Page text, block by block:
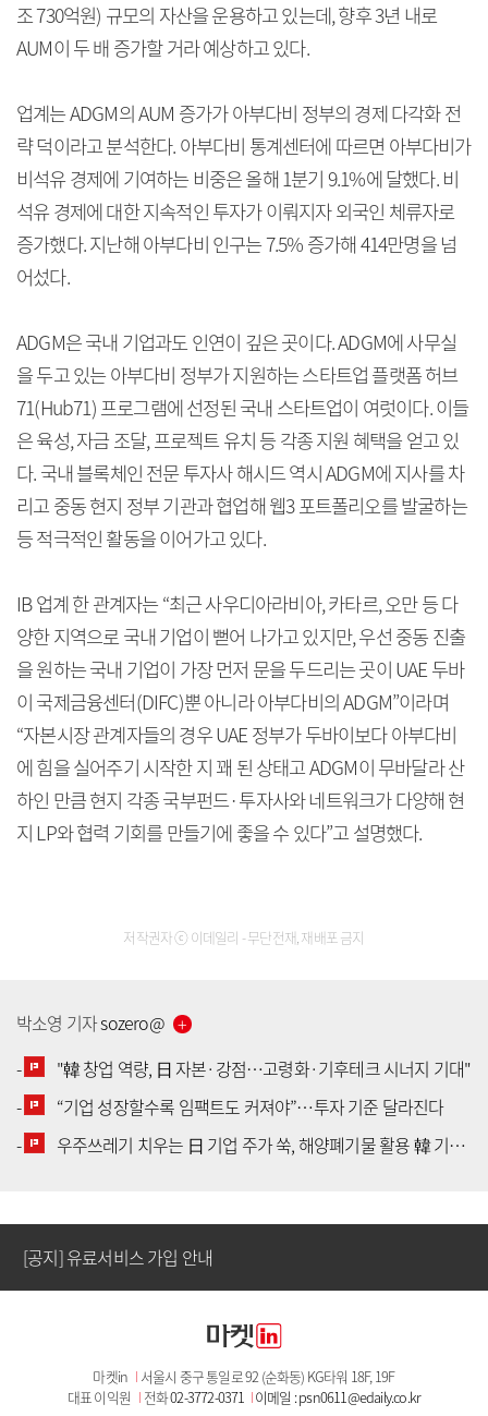
조 730억원) 규모의 자산을 운용하고 있는데, 향후 3년 내로
AUM이 두 배 증가할 거라 예상하고 있다.
업계는 ADGM의 AUM 증가가 아부다비 정부의 경제 다각화 전
략 덕이라고 분석한다. 아부다비 통계센터에 따르면 아부다비가
비석유 경제에 기여하는 비중은 올해 1분기 9.1%에 달했다. 비
석유 경제에 대한 지속적인 투자가 이뤄지자 외국인 체류자로
증가했다. 지난해 아부다비 인구는 7.5% 증가해 414만명을 넘
어섰다.
ADGM은 국내 기업과도 인연이 깊은 곳이다. ADGM에 사무실
을 두고 있는 아부다비 정부가 지원하는 스타트업 플랫폼 허브
71(Hub71) 프로그램에 선정된 국내 스타트업이 여럿이다. 이들
은 육성, 자금 조달, 프로젝트 유치 등 각종 지원 혜택을 얻고 있
다. 국내 블록체인 전문 투자사 해시드 역시 ADGM에 지사를 차
리고 중동 현지 정부 기관과 협업해 웹3 포트폴리오를 발굴하는
등 적극적인 활동을 이어가고 있다.
IB 업계 한 관계자는 “최근 사우디아라비아, 카타르, 오만 등 다
양한 지역으로 국내 기업이 뻗어 나가고 있지만, 우선 중동 진출
을 원하는 국내 기업이 가장 먼저 문을 두드리는 곳이 UAE 두바
이 국제금융센터(DIFC)뿐 아니라 아부다비의 ADGM”이라며
“자본시장 관계자들의 경우 UAE 정부가 두바이보다 아부다비
에 힘을 실어주기 시작한 지 꽤 된 상태고 ADGM이 무바달라 산
하인 만큼 현지 각종 국부펀드·투자사와 네트워크가 다양해 현
지 LP와 협력 기회를 만들기에 좋을 수 있다”고 설명했다.
저작권자 ⓒ 이데일리 - 무단전재, 재배포 금지
박소영 기자sozero@
-
"韓 창업 역량, 日 자본·강점…고령화·기후테크 시너지 기대"
-
“기업 성장할수록 임팩트도 커져야”…투자 기준 달라진다
-
우주쓰레기 치우는 日 기업 주가 쑥, 해양폐기물 활용 韓 기업 투자 봇물
[공지] 유료서비스 가입 안내
[공지] 유료서비스 가입 안내
[공지] 새로워진 마켓인, 성공투자 창을 열다
[공지] 유료서비스 가입 안내
마켓in I 서울시 중구 통일로 92 (순화동) KG타워 18F, 19F
대표 이익원 I 전화02-3772-0371 I이메일 : psn0611@edaily.co.kr